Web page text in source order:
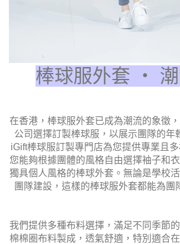
棒球服外套 ‧
在香港，棒球服外套已成為潮流的象徵
公司選擇訂製棒球服，以展示團隊的年
iGift棒球服訂製專門店為您提供專業且
您能夠根據團體的風格自由選擇袖子和
獨具個人風格的棒球外套。無論是學校
團隊建設，這樣的棒球服外套都能為團
我們提供多種布料選擇，滿足不同季節
棉棉圈布料製成，透氣舒適，特別適合